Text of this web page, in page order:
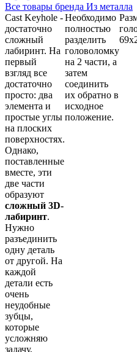
Все товары бренда Из металла
Cast Keyhole -
достаточно
сложный
лабиринт. На
первый
взгляд все
достаточно
просто: два
элемента и
простые углы
на плоских
поверхностях.
Однако,
поставленные
вместе, эти
две части
образуют
сложный 3D-
лабиринт.
Нужно
разъединить
одну деталь
от другой. На
каждой
детали есть
очень
неудобные
зубцы,
которые
усложняю
задачу,
Необходимо
полностью
разделить
головоломку
на 2 части, а
затем
соединить
их обратно в
исходное
положение.